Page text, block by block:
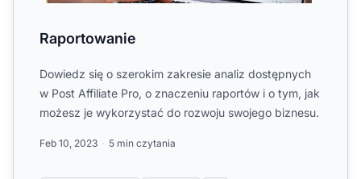
Raportowanie
Dowiedz się o szerokim zakresie analiz dostępnych
w Post Affiliate Pro, o znaczeniu raportów i o tym, jak
możesz je wykorzystać do rozwoju swojego biznesu.
Feb 10, 2023 5 min czytania